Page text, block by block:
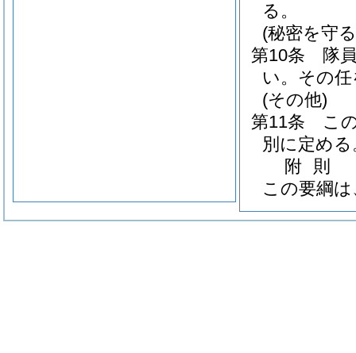
る。
(秘密を守
第10条
隊
い。 その
(その他)
第11条
こ
別に定める
附 則
この要綱